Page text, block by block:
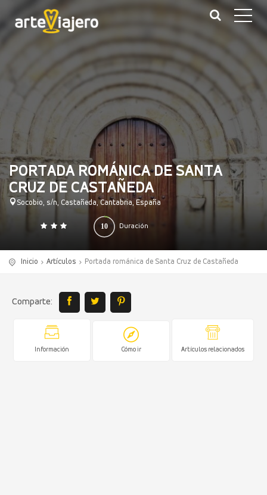
PORTADA ROMÁNICA DE SANTA
CRUZ DE CASTAÑEDA
Socobio, s/n, Castañeda, Cantabria, España
Duración
10
0 140
Inicio Artículos Portada románica de Santa Cruz de Castañeda
Comparte:
Información Cómo ir Artículos relacionados